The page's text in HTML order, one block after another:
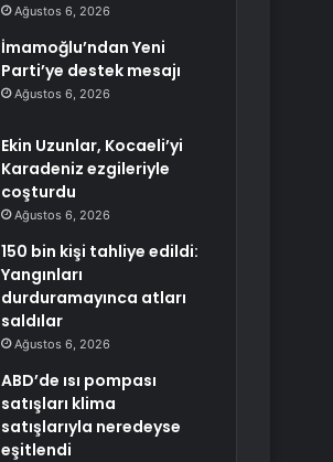
Ağustos 6, 2026
İmamoğlu’ndan Yeni
Parti’ye destek mesajı
Ağustos 6, 2026
Ekin Uzunlar, Kocaeli’yi
Karadeniz ezgileriyle
coşturdu
Ağustos 6, 2026
150 bin kişi tahliye edildi:
Yangınları
durduramayınca atları
saldılar
Ağustos 6, 2026
ABD’de ısı pompası
satışları klima
satışlarıyla neredeyse
eşitlendi